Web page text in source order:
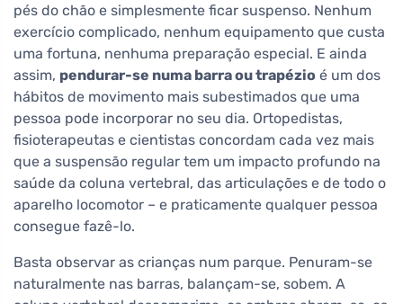
pés do chão e simplesmente ficar suspenso. Nenhum
exercício complicado, nenhum equipamento que custa
uma fortuna, nenhuma preparação especial. E ainda
assim, pendurar-se numa barra ou trapézio é um dos
hábitos de movimento mais subestimados que uma
pessoa pode incorporar no seu dia. Ortopedistas,
fisioterapeutas e cientistas concordam cada vez mais
que a suspensão regular tem um impacto profundo na
saúde da coluna vertebral, das articulações e de todo o
aparelho locomotor – e praticamente qualquer pessoa
consegue fazê-lo.
Basta observar as crianças num parque. Penuram-se
naturalmente nas barras, balançam-se, sobem. A